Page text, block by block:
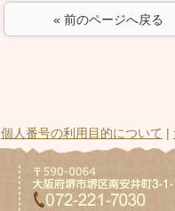
« 前のページへ戻る
個人番号の利用目的について |